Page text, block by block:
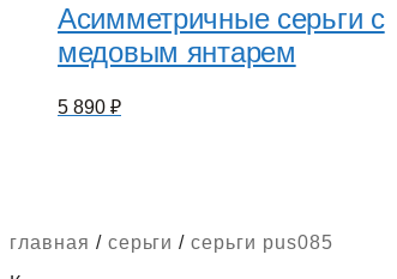
Асимметричные серьги с
медовым янтарем
5 890 ₽
главная / серьги /серьги pus085